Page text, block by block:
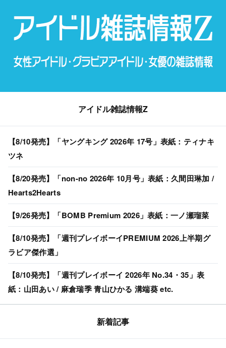
アイドル雑誌情報Z
【8/10発売】「ヤングキング 2026年 17号」表紙：ティナキ
ツネ
【8/20発売】「non-no 2026年 10月号」表紙：久間田琳加 /
Hearts2Hearts
【9/26発売】「BOMB Premium 2026」表紙：一ノ瀬瑠菜
【8/10発売】「週刊プレイボーイPREMIUM 2026上半期グ
ラビア傑作選」
【8/10発売】「週刊プレイボーイ 2026年 No.34・35」表
紙：山田あい / 麻倉瑞季 青山ひかる 溝端葵 etc.
新着記事